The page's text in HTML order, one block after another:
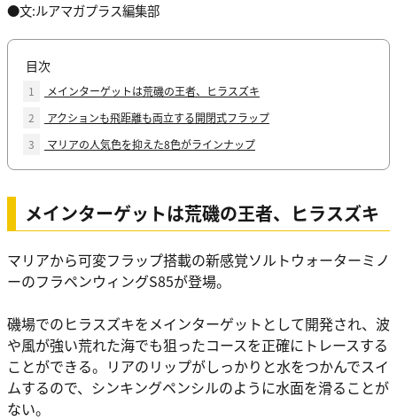
●文:ルアマガプラス編集部
目次
1
メインターゲットは荒磯の王者、ヒラスズキ
2
アクションも飛距離も両立する開閉式フラップ
3
マリアの人気色を抑えた8色がラインナップ
メインターゲットは荒磯の王者、ヒラスズキ
マリアから可変フラップ搭載の新感覚ソルトウォーターミノ
ーのフラペンウィングS85が登場。
磯場でのヒラスズキをメインターゲットとして開発され、波
や風が強い荒れた海でも狙ったコースを正確にトレースする
ことができる。リアのリップがしっかりと水をつかんでスイ
ムするので、シンキングペンシルのように水面を滑ることが
ない。